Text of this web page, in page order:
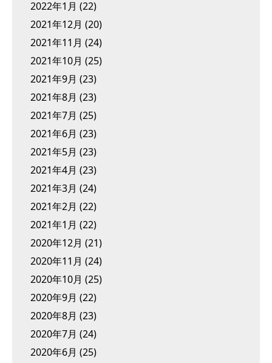
2022年1月 (22)
2021年12月 (20)
2021年11月 (24)
2021年10月 (25)
2021年9月 (23)
2021年8月 (23)
2021年7月 (25)
2021年6月 (23)
2021年5月 (23)
2021年4月 (23)
2021年3月 (24)
2021年2月 (22)
2021年1月 (22)
2020年12月 (21)
2020年11月 (24)
2020年10月 (25)
2020年9月 (22)
2020年8月 (23)
2020年7月 (24)
2020年6月 (25)